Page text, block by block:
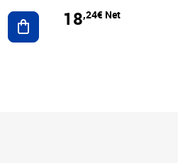
Ajouter au panier
18,24€ Net